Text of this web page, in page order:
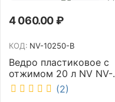
4 060.00₽
КОД: NV-10250-B
Ведро пластиковое с
отжимом 20 л NV NV-
10250-B
(2)